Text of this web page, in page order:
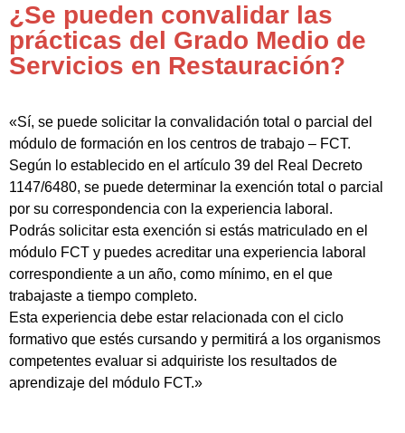
¿Se pueden convalidar las
prácticas del Grado Medio de
Servicios en Restauración?
«Sí, se puede solicitar la convalidación total o parcial del
módulo de formación en los centros de trabajo – FCT.
Según lo establecido en el artículo 39 del Real Decreto
1147/6480, se puede determinar la exención total o parcial
por su correspondencia con la experiencia laboral.
Podrás solicitar esta exención si estás matriculado en el
módulo FCT y puedes acreditar una experiencia laboral
correspondiente a un año, como mínimo, en el que
trabajaste a tiempo completo.
Esta experiencia debe estar relacionada con el ciclo
formativo que estés cursando y permitirá a los organismos
competentes evaluar si adquiriste los resultados de
aprendizaje del módulo FCT.»